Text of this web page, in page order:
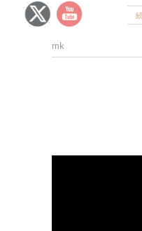
mk